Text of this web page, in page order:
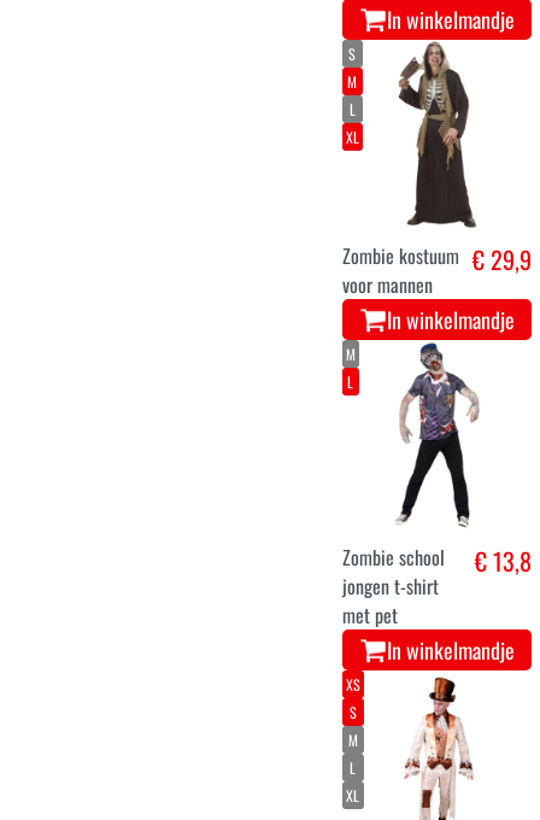
In winkelmandje
S
M
L
XL
Zombie kostuum
voor mannen
€ 29,9
In winkelmandje
M
L
Zombie school
jongen t-shirt
met pet
€ 13,8
In winkelmandje
XS
S
M
L
XL